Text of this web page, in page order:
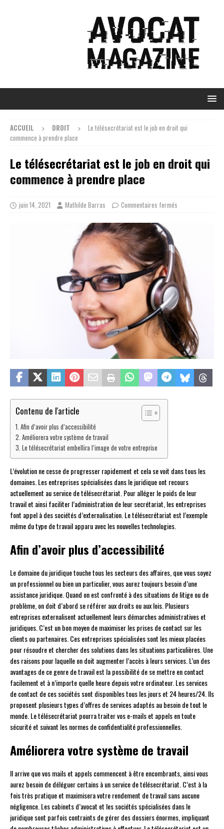
ACCUEIL DROIT
Le télésecrétariat est le job en droit qui
commence à prendre place
Le télésecrétariat est le job en droit qui
commence à prendre place
juin 14, 2021 Mathilde Barras Commentaires fermés
Contenu de l'article
Afin d’avoir plus d’accessibilité
Améliorera votre système de travail
Le télésecrétariat embellira l’image de votre entreprise
L’évolution ne cesse de progresser rapidement et cela se voit dans tous les
domaines. Les entreprises spécialisées dans le juridique ont recours
actuellement au service de télésecrétariat. Pour alléger le poids de leur
travail et ainsi faciliter l’administration de leur secrétariat, les entreprises
font appel à des sociétés d’externalisation. Le télésecrétariat est l’exemple
même du type de travail apparu avec les nouvelles technologies.
Afin d’avoir plus d’accessibilité
Le domaine du juridique touche tous les secteurs des affaires, que vous soyez
un professionnel ou bien un particulier, vous aurez toujours besoin d’une
assistance juridique. Quand on est confronté à des situations de litige ou de
problème, on doit d’abord se référer aux droits ou aux lois. Plusieurs
entreprises externalisent actuellement leurs démarches administratives et
juridiques. C’est un bon moyen de maximiser les prises de contact sur les
clients ou partenaires. Ces entreprises spécialisées sont les mieux placées
pour résoudre et chercher des solutions dans les situations particulières. Une
des raisons pour laquelle on doit augmenter l’accès à leurs services. L’un des
avantages de ce genre de travail est la possibilité de se mettre en contact
facilement et à n’importe quelle heure depuis votre ordinateur. Les services
de contact de ces sociétés sont disponibles tous les jours et 24 heures/24. Ils
proposent plusieurs types d’offres de services adaptés au besoin de tout le
monde. Le télésecrétariat pourra traiter vos e-mails et appels en toute
sécurité et suivant les normes de confidentialité professionnelles.
Améliorera votre système de travail
Il arrive que vos mails et appels commencent à être encombrants, ainsi vous
aurez besoin de déléguer certains à un service de télésecrétariat. C’est à la
fois très pratique et maximisera votre rendement de travail sans aucune
négligence. Les cabinets d’avocat et les sociétés spécialisées dans le
juridique sont parfois contraints de gérer des dossiers énormes, impliquant